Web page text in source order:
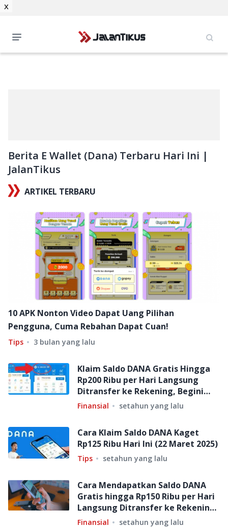
Berita E Wallet (Dana) Terbaru Hari Ini |
JalanTikus
ARTIKEL TERBARU
10 APK Nonton Video Dapat Uang Pilihan
Pengguna, Cuma Rebahan Dapat Cuan!
Tips 3 bulan yang lalu
Klaim Saldo DANA Gratis Hingga
Rp200 Ribu per Hari Langsung
Ditransfer ke Rekening, Begini
Caranya!
Finansial setahun yang lalu
Cara Klaim Saldo DANA Kaget
Rp125 Ribu Hari Ini (22 Maret 2025)
Tips setahun yang lalu
Cara Mendapatkan Saldo DANA
Gratis hingga Rp150 Ribu per Hari
Langsung Ditransfer ke Rekening,
Fakta atau Scam?
Finansial setahun yang lalu
x